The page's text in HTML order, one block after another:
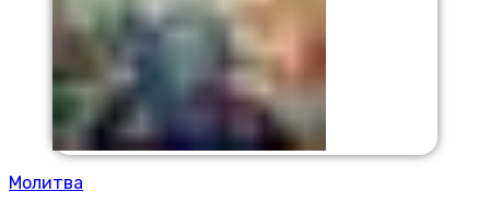
Молитва